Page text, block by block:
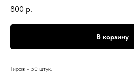
800 р.
В корзину
Тираж - 50 штук.